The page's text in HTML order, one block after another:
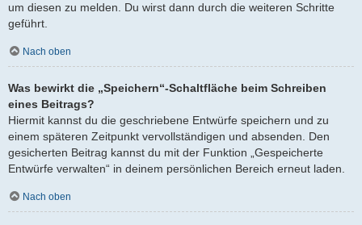
um diesen zu melden. Du wirst dann durch die weiteren Schritte
geführt.
Nach oben
Was bewirkt die „Speichern“-Schaltfläche beim Schreiben
eines Beitrags?
Hiermit kannst du die geschriebene Entwürfe speichern und zu
einem späteren Zeitpunkt vervollständigen und absenden. Den
gesicherten Beitrag kannst du mit der Funktion „Gespeicherte
Entwürfe verwalten“ in deinem persönlichen Bereich erneut laden.
Nach oben